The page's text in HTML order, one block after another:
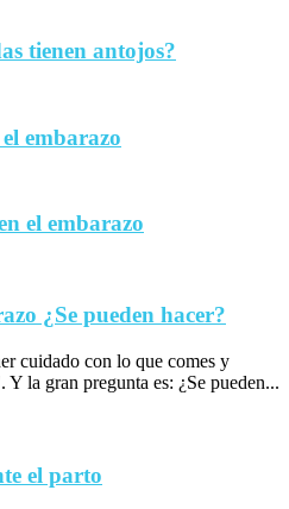
tienen antojos?
embarazo
el embarazo
¿Se pueden hacer?
cuidado con lo que comes y
la gran pregunta es: ¿Se pueden...
el parto